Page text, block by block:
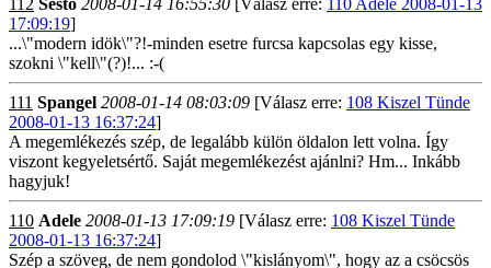
112 Sesto 2008-01-14 16:55:30 [Válasz erre: 110 Adele 2008-01-13
17:09:19]
...\"modern idök\"?!-minden esetre furcsa kapcsolas egy kisse,
szokni \"kell\"(?)!... :-(
111 Spangel 2008-01-14 08:03:09 [Válasz erre: 108 Kiszel Tünde
2008-01-13 16:37:24]
A megemlékezés szép, de legalább külön öldalon lett volna. Így
viszont kegyeletsértő. Saját megemlékezést ajánlni? Hm... Inkább
hagyjuk!
110 Adele 2008-01-13 17:09:19 [Válasz erre: 108 Kiszel Tünde
2008-01-13 16:37:24]
Szép a szöveg, de nem gondolod \"kislányom\", hogy az a csöcsös